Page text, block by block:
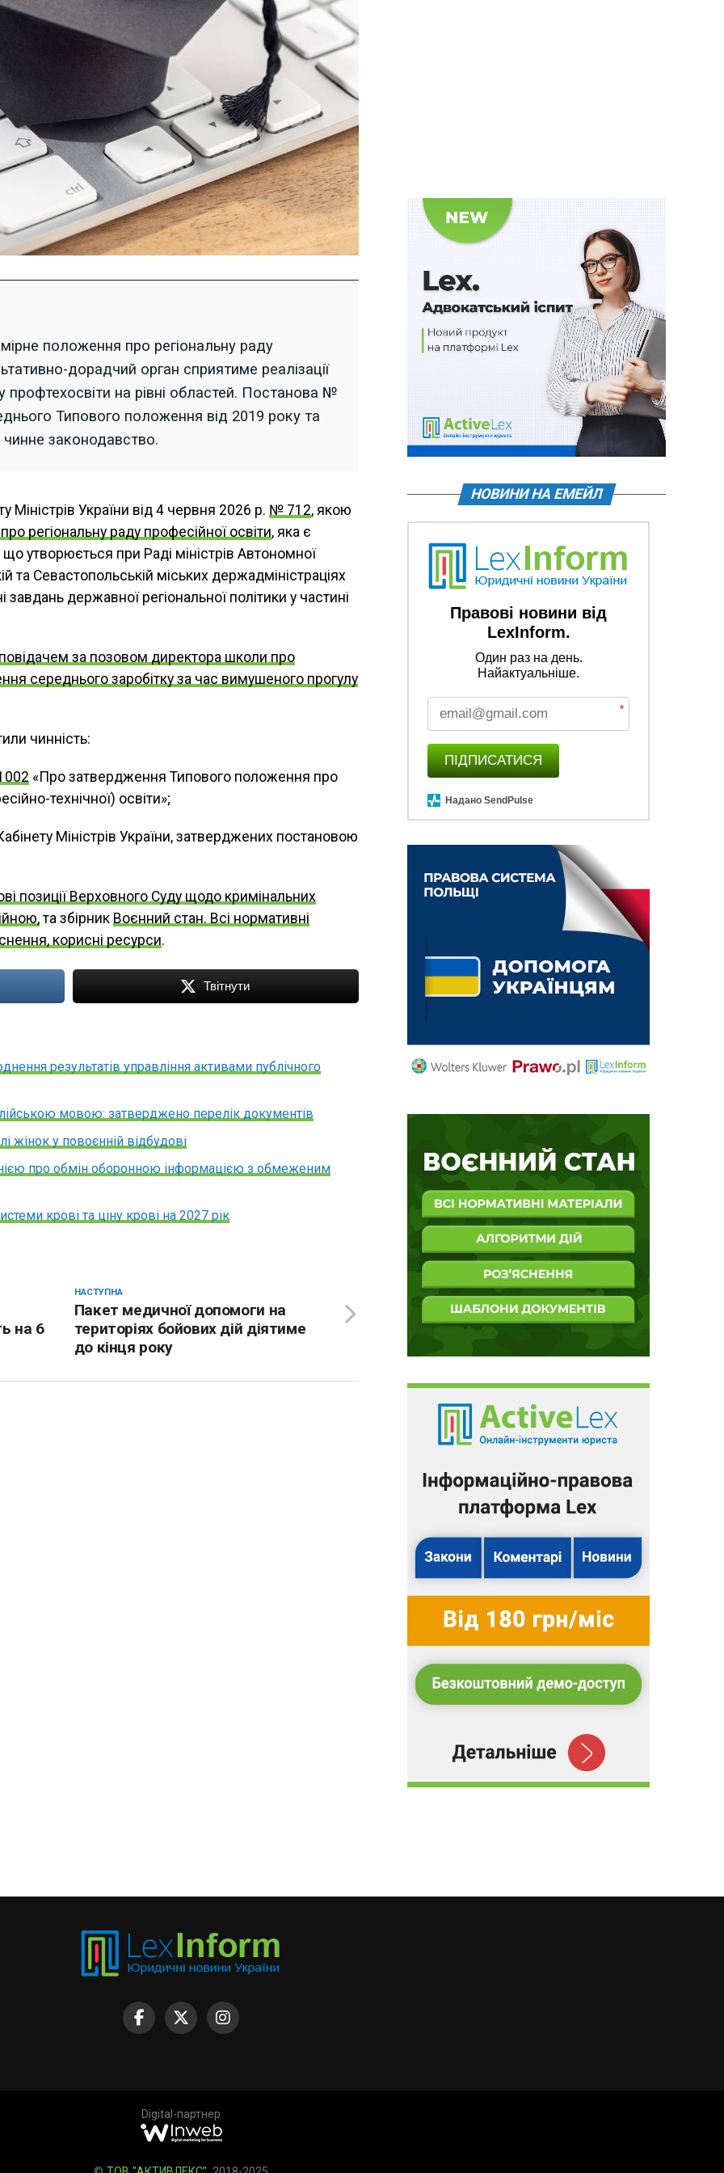
положення про регіональну раду
дорадчий орган сприятиме реалізації
профтехосвіти на рівні областей. Постанова №
Типового положення від 2019 року та
чинне законодавство.
Міністрів України від 4 червня 2026 р. № 712, якою
регіональну раду професійної освіти, яка є
утворюється при Раді міністрів Автономної
та Севастопольській міських держадміністраціях
завдань державної регіональної політики у частині
за позовом директора школи про
середнього заробітку за час вимушеного прогулу
чинність:
«Про затвердження Типового положення про
технічної) освіти»;
Міністрів України, затверджених постановою
позиції Верховного Суду щодо кримінальних
та збірник Воєнний стан. Всі нормативні
корисні ресурси.
Твітнути
результатів управління активами публічного
мовою: затверджено перелік документів
жінок у повоєнній відбудові
про обмін оборонною інформацією з обмеженим
крові та ціну крові на 2027 рік
НАСТУПНА
Пакет медичної допомоги на
територіях бойових дій діятиме
до кінця року
на 6
НОВИНИ НА ЕМЕЙЛ
Правові новини від
LexInform.
Один раз на день.
Найактуальніше.
*
ПІДПИСАТИСЯ
Надано SendPulse
Digital-партнер